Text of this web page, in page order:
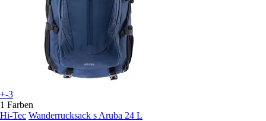
+-3
1 Farben
Hi-Tec Wanderrucksack s Aruba 24 L